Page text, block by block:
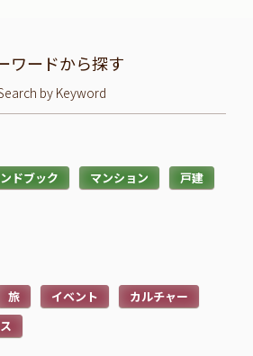
ワードから探す
by Keyword
ドブック マンション
戸建
旅 イベント
カルチャー